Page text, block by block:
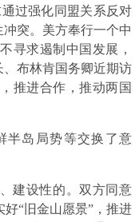
过强化同盟关系反对
突。美方奉行一个中
寻求遏制中国发展，
、布林肯国务卿近期访
推进合作，推动两国
半岛局势等交换了意
建设性的。双方同意
“旧金山愿景”，推进